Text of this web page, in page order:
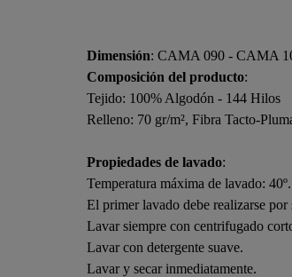
Dimensión: CAMA 090 - CAMA
Composición del producto:
Tejido: 100% Algodón - 144 Hilos
Relleno: 70 gr/m², Fibra Tacto-
Propiedades de lavado:
Temperatura máxima de lavado: 40º.
El primer lavado debe realizarse por
Lavar siempre con centrifugado
Lavar con detergente suave.
Lavar y secar inmediatamente.